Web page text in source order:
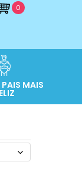
0
MAIS